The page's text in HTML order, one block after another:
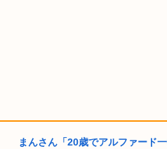
まんさん「20歳でアルファード